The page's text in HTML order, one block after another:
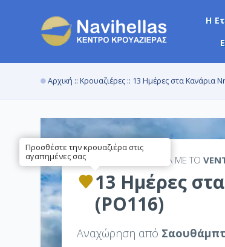
Η
Αρχική ::Κρουαζιέρες :: 13 Ημέρες στα Κανάρια
13ΉΜΕΡΗ ΚΡΟΥΑΖΙΕΡΑ ΜΕ ΤΟ
13 Ημέρες
(PO116)
Αναχώρηση από
Προσθέστε την κρουαζιέρα στις
αγαπημένες σας